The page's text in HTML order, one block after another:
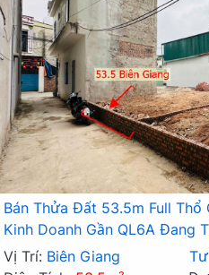
Bán Thửa Đất 53.5m Full Thổ
Kinh Doanh Gần QL6A Đang
Vị Trí: Biên Giang